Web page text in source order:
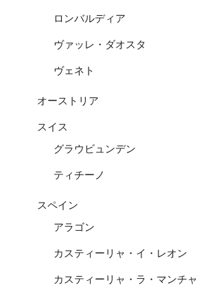
ロンバルディア
ヴァッレ・ダオスタ
ヴェネト
オーストリア
スイス
グラウビュンデン
ティチーノ
スペイン
アラゴン
カスティーリャ・イ・レオン
カスティーリャ・ラ・マンチャ